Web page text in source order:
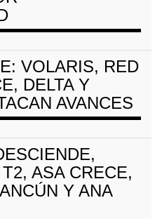
VOLARIS, RED
DELTA Y
AVANCES
ASA CRECE,
Y ANA